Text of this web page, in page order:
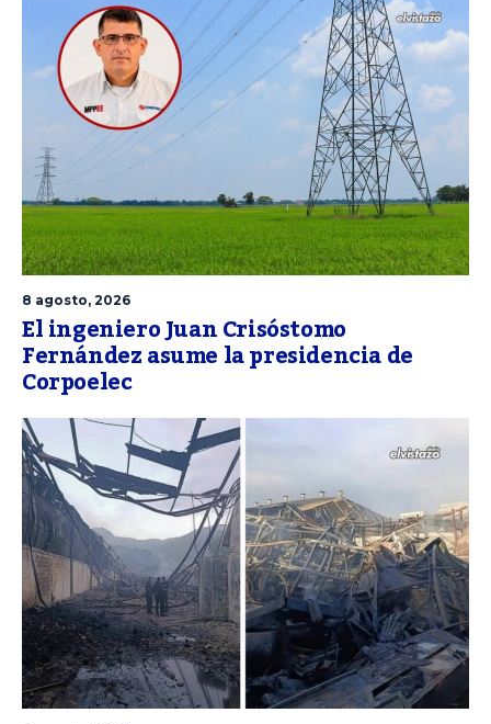
8 agosto, 2026
El ingeniero Juan Crisóstomo
Fernández asume la presidencia de
Corpoelec